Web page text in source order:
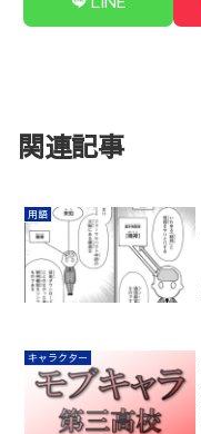
関連記事
用語
キャラクター